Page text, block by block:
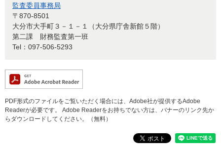
監査委員事務局
〒870-8501
大分市大手町３－１－１（大分県庁舎新館５階）
第二課 財務監査第一班
Tel：097-506-5293
PDF形式のファイルをご覧いただく場合には、Adobe社が提供するAdobe
Readerが必要です。
Adobe Readerをお持ちでない方は、バナーのリンク先か
らダウンロードしてください。（無料）